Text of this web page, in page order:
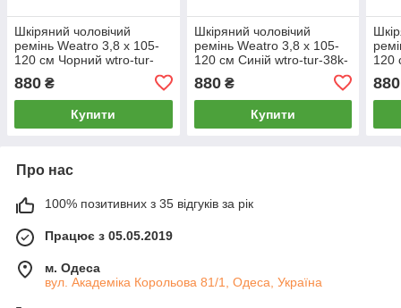
Шкіряний чоловічий
ремінь Weatro 3,8 х 105-
120 см Чорний wtro-tur-
880 ₴
Купити
Шкіряний чоловічий
ремінь Weatro 3,8 х 105-
120 см Синій wtro-tur-38k-
880₴
Купити
120
880
Про нас
100% позитивних з 35 відгуків за рік
Працює з 05.05.2019
м. Одеса
вул. Академіка Корольова 81/1, Одеса, Україна